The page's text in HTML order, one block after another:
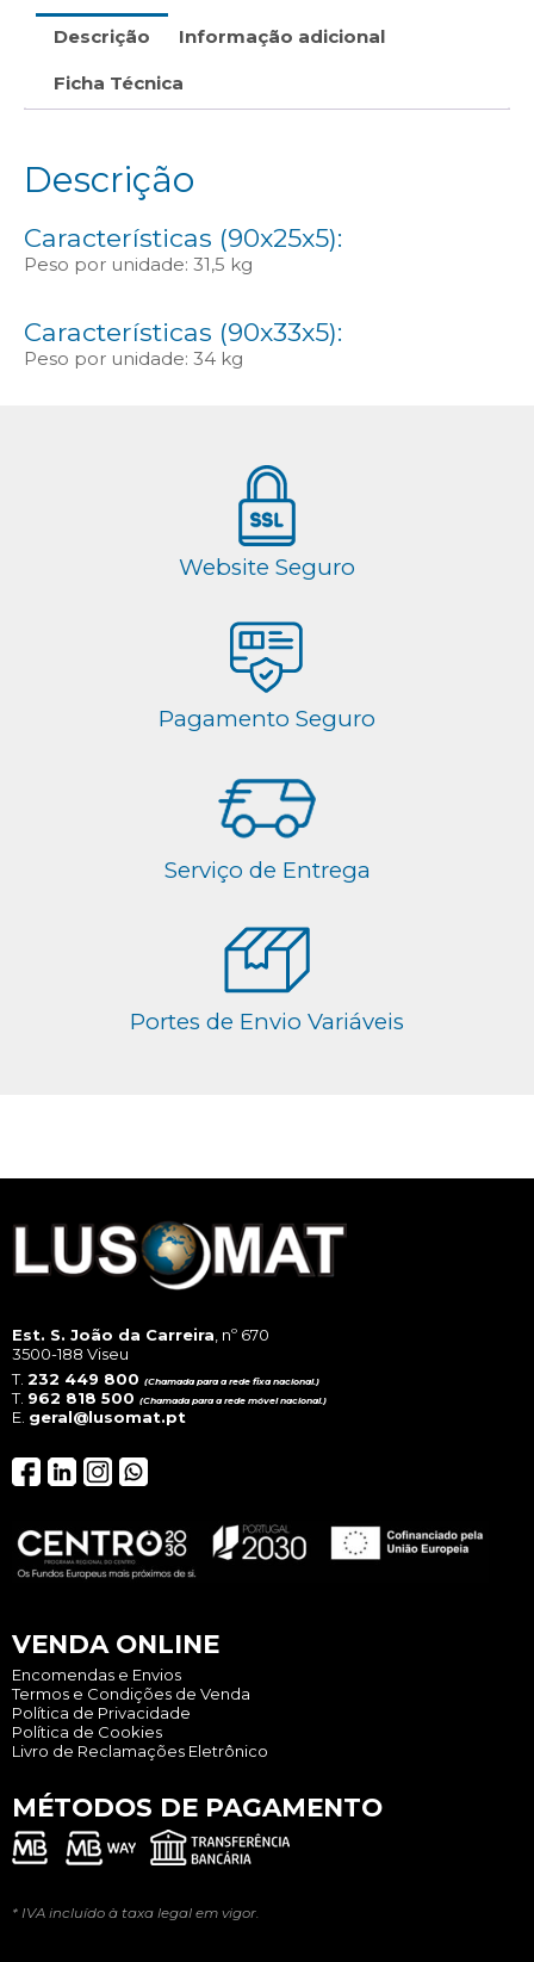
Descrição Informação adicional
Ficha Técnica
Descrição
Características (90x25x5):
Peso por unidade: 31,5 kg
Características (90x33x5):
Peso por unidade: 34 kg
Website Seguro
Pagamento Seguro
Serviço de Entrega
Portes de Envio Variáveis
Est. S. João da Carreira , nº 670
3500-188 Viseu
T. 232 449 800 (Chamada para a rede fixa nacional.)
T. 962 818 500 (Chamada para a rede móvel nacional.)
E. geral@lusomat.pt
VENDA ONLINE
Encomendas e Envios
Termos e Condições de Venda
Política de Privacidade
Política de Cookies
Livro de Reclamações Eletrônico
MÉTODOS DE PAGAMENTO
* IVA incluído à taxa legal em vigor.